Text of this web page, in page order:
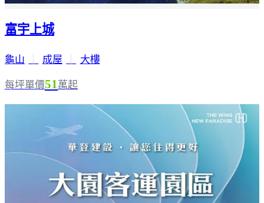
富宇上城
龜山 成屋 大樓
每坪單價51 萬起